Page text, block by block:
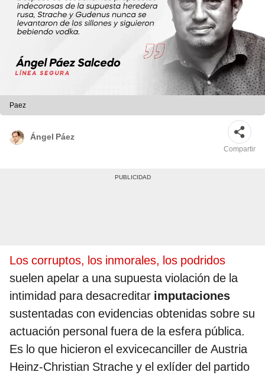
Paez
Ángel Páez
Compartir
Los corruptos, los inmorales, los podridos
suelen apelar a una supuesta violación de la
intimidad para desacreditar imputaciones
sustentadas con evidencias obtenidas sobre su
actuación personal fuera de la esfera pública.
Es lo que hicieron el exvicecanciller de Austria
Heinz-Christian Strache y el exlíder del partido